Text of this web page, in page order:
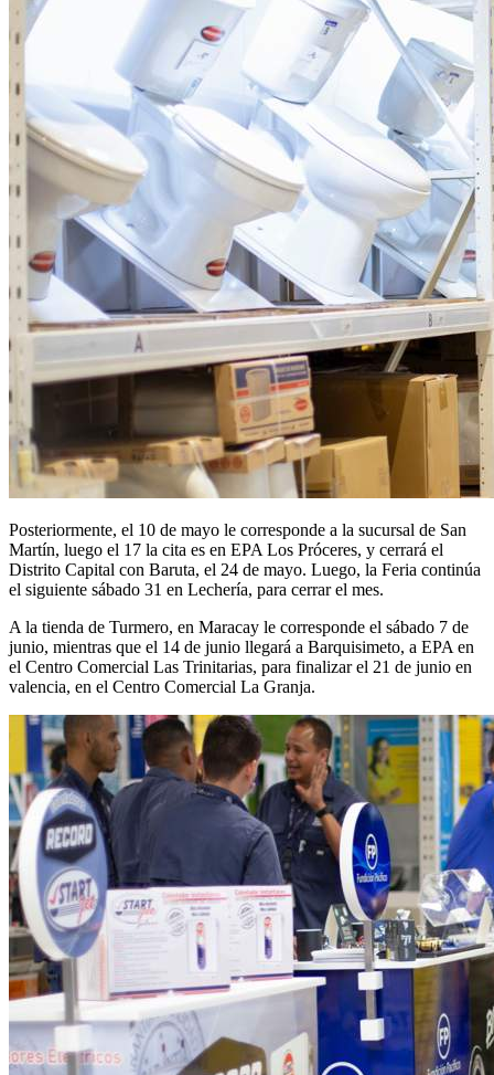
Posteriormente, el 10 de mayo le corresponde a la sucursal de San
Martín, luego el 17 la cita es en EPA Los Próceres, y cerrará el
Distrito Capital con Baruta, el 24 de mayo. Luego, la Feria continúa
el siguiente sábado 31 en Lechería, para cerrar el mes.
A la tienda de Turmero, en Maracay le corresponde el sábado 7 de
junio, mientras que el 14 de junio llegará a Barquisimeto, a EPA en
el Centro Comercial Las Trinitarias, para finalizar el 21 de junio en
valencia, en el Centro Comercial La Granja.